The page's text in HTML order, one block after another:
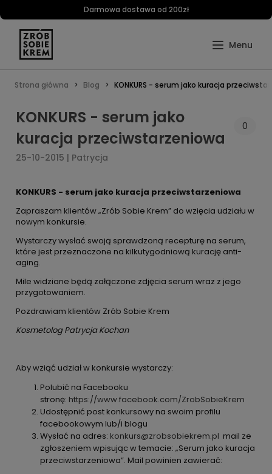
Darmowa dostawa od 200zł
Strona główna Blog KONKURS - serum jako kuracja
KONKURS - serum jako
kuracja przeciwstarzeniowa
0
25-10-2015 | Patrycja
KONKURS - serum jako kuracja przeciwstarzeniowa
Zapraszam klientów „Zrób Sobie Krem” do wzięcia udziału w
nowym konkursie.
Wystarczy wysłać swoją sprawdzoną recepturę na serum,
które jest przeznaczone na kilkutygodniową kurację anti-
aging.
Mile widziane będą załączone zdjęcia serum wraz z jego
przygotowaniem.
Pozdrawiam klientów Zrób Sobie Krem
Kosmetolog Patrycja Kochan
Aby wziąć udział w konkursie wystarczy:
Polubić na Facebooku
stronę: https://www.facebook.com/ZrobSobieKrem
Udostępnić post konkursowy na swoim profilu
facebookowym lub/i blogu
Wysłać na adres: konkurs@zrobsobiekrem.pl mail ze
zgłoszeniem wpisując w temacie: „Serum jako kuracja
przeciwstarzeniowa”. Mail powinien zawierać: